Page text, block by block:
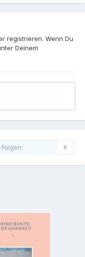
registrieren. Wenn Du
Deinem
Folgen 0